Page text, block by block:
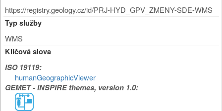
https://registry.geology.cz/id/PRJ-HYD_GPV_ZMENY-SDE-WMS
Typ služby
WMS
Klíčová slova
ISO 19119:
humanGeographicViewer
GEMET - INSPIRE themes, version 1.0: